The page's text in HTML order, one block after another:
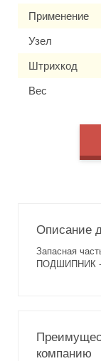
Применение
Узел
Штрихкод
Вес
Описание
Запасная
ПОДШИПНИК -
компанию